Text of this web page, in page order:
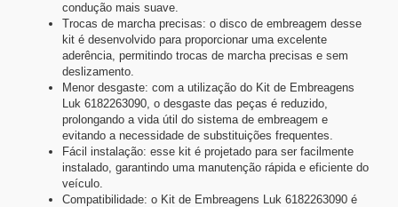
condução mais suave.
Trocas de marcha precisas: o disco de embreagem desse
kit é desenvolvido para proporcionar uma excelente
aderência, permitindo trocas de marcha precisas e sem
deslizamento.
Menor desgaste: com a utilização do Kit de Embreagens
Luk 6182263090, o desgaste das peças é reduzido,
prolongando a vida útil do sistema de embreagem e
evitando a necessidade de substituições frequentes.
Fácil instalação: esse kit é projetado para ser facilmente
instalado, garantindo uma manutenção rápida e eficiente do
veículo.
Compatibilidade: o Kit de Embreagens Luk 6182263090 é